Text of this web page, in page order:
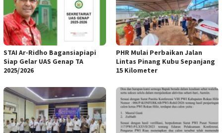
STAI Ar-Ridho Bagansiapiapi
Siap Gelar UAS Genap TA
2025/2026
PHR Mulai Perbaikan Jalan
Lintas Pinang Kubu Sepanjang
15 Kilometer